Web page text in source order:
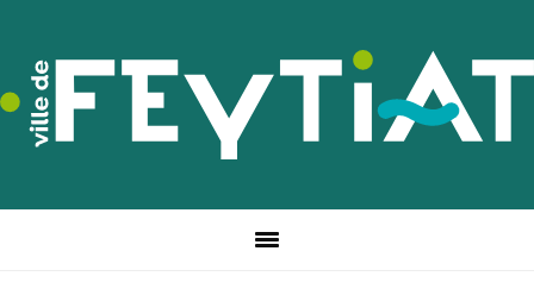
navigation
principale
contenu
principal
pied
de
page